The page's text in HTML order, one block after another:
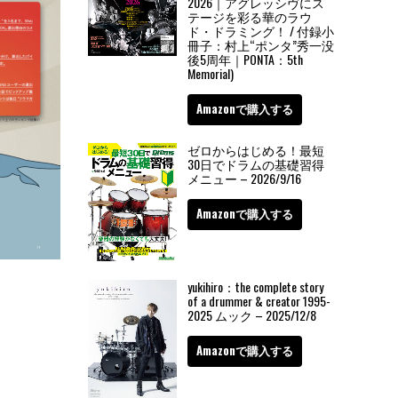
テージを彩る華のラウ
ド・ドラミング！ / 付録小
冊子：村上“ポンタ”秀一没
後5周年｜PONTA：5th
Memorial)
Amazonで購入する
ゼロからはじめる！最短
30日でドラムの基礎習得
メニュー – 2026/9/16
Amazonで購入する
yukihiro：the complete story
of a drummer & creator 1995-
2025 ムック – 2025/12/8
Amazonで購入する